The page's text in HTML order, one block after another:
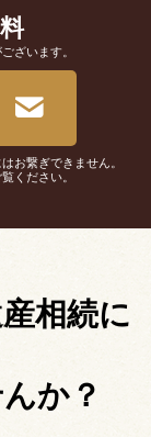
ざいます。
お繋ぎできません。
ください。
相続に
か？